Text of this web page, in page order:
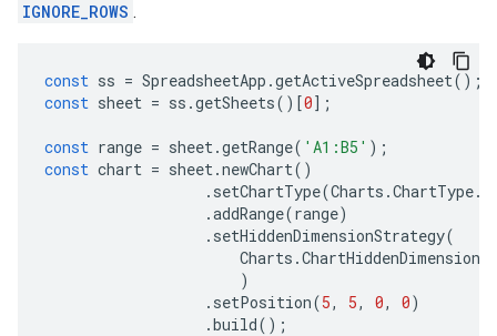
IGNORE_ROWS .
const ss = SpreadsheetApp .getActiveSpreadsheet();
const sheet = ss .getSheets()[0];
const range = sheet.getRange( 'A1:B5' );
const chart = sheet.newChart()
. setChartType(Charts .ChartType.
.addRange(range)
. setHiddenDimensionStrategy(
Charts .
)
. setPosition(5, 5, 0, 0)
.build();